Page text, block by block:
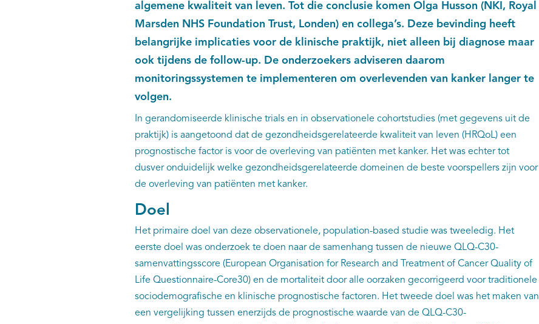
algemene kwaliteit van leven. Tot die conclusie komen Olga Husson (NKI, Royal
Marsden NHS Foundation Trust, Londen) en collega’s. Deze bevinding heeft
belangrijke implicaties voor de klinische praktijk, niet alleen bij diagnose maar
ook tijdens de follow-up. De onderzoekers adviseren daarom
monitoringssystemen te implementeren om overlevenden van kanker langer te
volgen.
In gerandomiseerde klinische trials en in observationele cohortstudies (met gegevens uit de
praktijk) is aangetoond dat de gezondheidsgerelateerde kwaliteit van leven (HRQoL) een
prognostische factor is voor de overleving van patiënten met kanker. Het was echter tot
dusver onduidelijk welke gezondheidsgerelateerde domeinen de beste voorspellers zijn voor
de overleving van patiënten met kanker.
Doel
Het primaire doel van deze observationele, population-based studie was tweeledig. Het
eerste doel was onderzoek te doen naar de samenhang tussen de nieuwe QLQ-C30-
samenvattingsscore (European Organisation for Research and Treatment of Cancer Quality of
Life Questionnaire-Core30) en de mortaliteit door alle oorzaken gecorrigeerd voor traditionele
sociodemografische en klinische prognostische factoren. Het tweede doel was het maken van
een vergelijking tussen enerzijds de prognostische waarde van de QLQ-C30-